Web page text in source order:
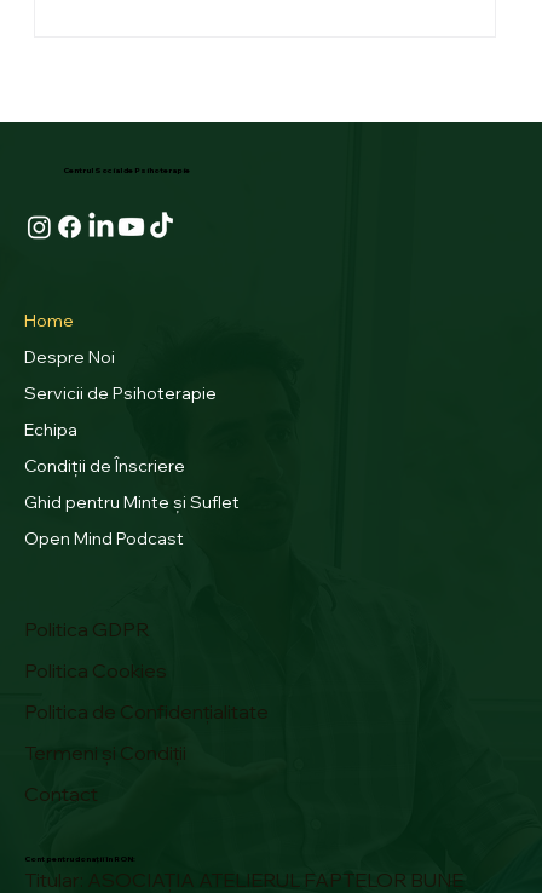
Centrul Social de Psihoterapie
Home
Despre Noi
Servicii de Psihoterapie
Echipa
Condiții de Înscriere
Ghid pentru Minte și Suflet
Open Mind Podcast
Politica GDPR
Politica Cookies
Politica de Confidențialitate
Termeni și Condiții
Contact
Cont pentru donații în RON:
Titular: ASOCIAȚIA ATELIERUL FAPTELOR BUNE